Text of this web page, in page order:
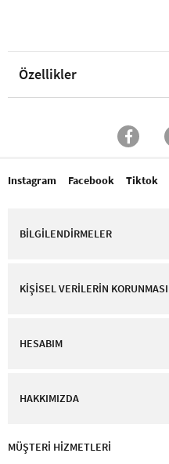
Özellikler
Instagram Facebook Tiktok
BİLGİLENDİRMELER
KİŞİSEL VERİLERİN KORUNMASI
HESABIM
HAKKIMIZDA
MÜŞTERİ HİZMETLERİ​